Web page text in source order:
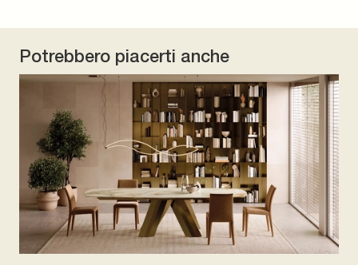
Potrebbero piacerti anche